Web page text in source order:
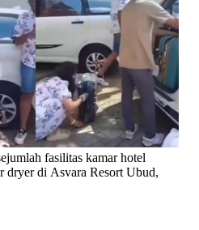
fasilitas kamar hotel
dryer di Asvara Resort Ubud,